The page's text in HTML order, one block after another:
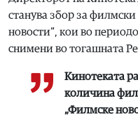
станува збор за
новости“, кои во
снимени во тогашната
Кинотеката
количина
„Филмске